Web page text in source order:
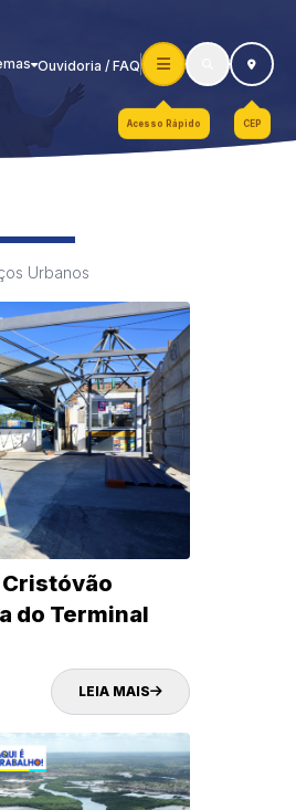
Ouvidoria / FAQ
Acesso Rápido CEP
Urbanos
do Terminal
LEIA MAIS